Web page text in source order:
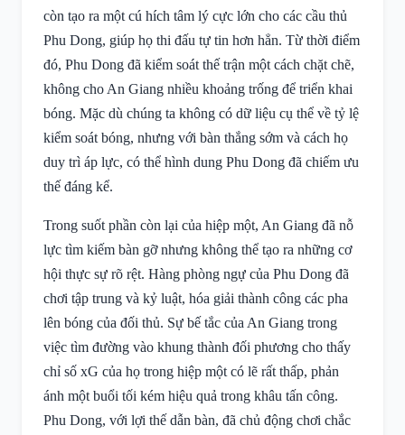
còn tạo ra một cú hích tâm lý cực lớn cho các cầu thủ
Phu Dong, giúp họ thi đấu tự tin hơn hẳn. Từ thời điểm
đó, Phu Dong đã kiểm soát thế trận một cách chặt chẽ,
không cho An Giang nhiều khoảng trống để triển khai
bóng. Mặc dù chúng ta không có dữ liệu cụ thể về tỷ lệ
kiểm soát bóng, nhưng với bàn thắng sớm và cách họ
duy trì áp lực, có thể hình dung Phu Dong đã chiếm ưu
thế đáng kể.
Trong suốt phần còn lại của hiệp một, An Giang đã nỗ
lực tìm kiếm bàn gỡ nhưng không thể tạo ra những cơ
hội thực sự rõ rệt. Hàng phòng ngự của Phu Dong đã
chơi tập trung và kỷ luật, hóa giải thành công các pha
lên bóng của đối thủ. Sự bế tắc của An Giang trong
việc tìm đường vào khung thành đối phương cho thấy
chỉ số xG của họ trong hiệp một có lẽ rất thấp, phản
ánh một buổi tối kém hiệu quả trong khâu tấn công.
Phu Dong, với lợi thế dẫn bàn, đã chủ động chơi chắc